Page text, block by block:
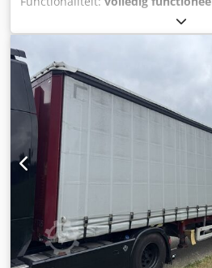
operationeel en uitgerust met
radiusmeetinstrumenten.
Kupfermühle Type: VUIN 750
Machinenummer: 8170
tot 200 mm Schaafkoppen: 140 ×
afwerk- en
invoerrol Segmentvormige drukbal
hoogteverstelling Afzuigbuizen
Staat: operationeel Dcjdezp U D
duurzame machineconstructie
timmerwerkplaatsen, zagerijen en
bouwmaterialen bewerken.
na afspraak mogelijk.